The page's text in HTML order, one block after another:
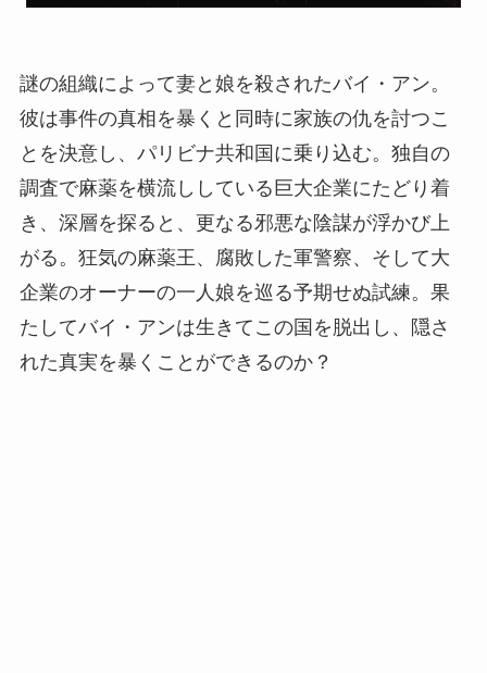
謎の組織によって妻と娘を殺されたバイ・アン。
彼は事件の真相を暴くと同時に家族の仇を討つこ
とを決意し、パリビナ共和国に乗り込む。独自の
調査で麻薬を横流ししている巨大企業にたどり着
き、深層を探ると、更なる邪悪な陰謀が浮かび上
がる。狂気の麻薬王、腐敗した軍警察、そして大
企業のオーナーの一人娘を巡る予期せぬ試練。果
たしてバイ・アンは生きてこの国を脱出し、隠さ
れた真実を暴くことができるのか？